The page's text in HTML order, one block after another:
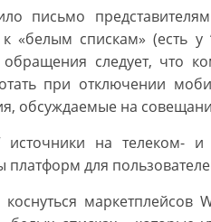
письмо
«белым спискам» (есть
следует, что
при отключении
обсуждаемые на
источники на телеком-
платформ для